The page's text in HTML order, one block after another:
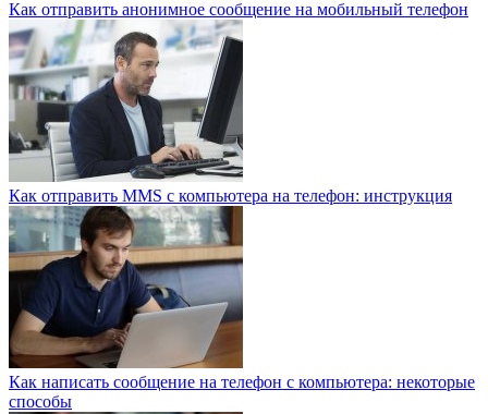
Как отправить анонимное сообщение на мобильный телефон
Как отправить MMS с компьютера на телефон: инструкция
Как написать сообщение на телефон с компьютера: некоторые
способы